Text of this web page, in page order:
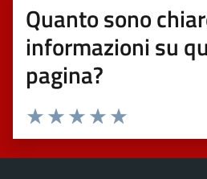
Quanto sono
informazioni su
pagina?
Valuta 5 stelle su
Valuta 4 stelle su 5
Valuta 3 stelle su 5
Valuta 2 stelle su 5
Valuta 1 stelle su 5